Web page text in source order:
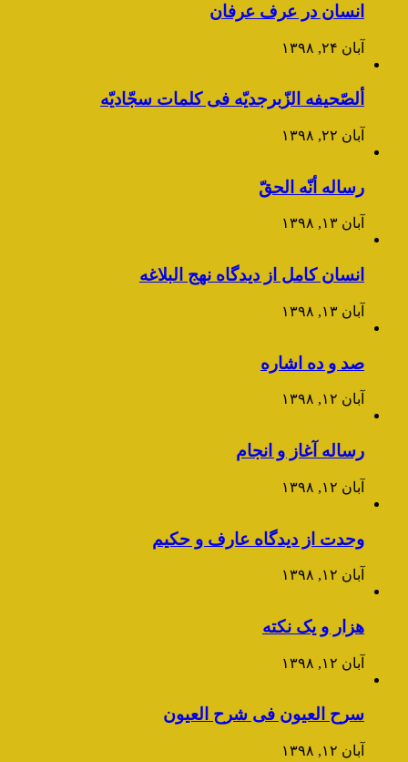
انسان در عرف عرفان
آبان ۲۴, ۱۳۹۸
ألصّحیفه الزّبرجدیّه فی کلمات سجّادیّه
آبان ۲۲, ۱۳۹۸
رساله أنّه الحقّ
آبان ۱۳, ۱۳۹۸
انسان کامل از دیدگاه نهج البلاغه
آبان ۱۳, ۱۳۹۸
صد و ده اشاره
آبان ۱۲, ۱۳۹۸
رساله آغاز و انجام
آبان ۱۲, ۱۳۹۸
وحدت از دیدگاه عارف و حکیم
آبان ۱۲, ۱۳۹۸
هزار و یک نکته
آبان ۱۲, ۱۳۹۸
سرح العیون فی شرح العیون
آبان ۱۲, ۱۳۹۸